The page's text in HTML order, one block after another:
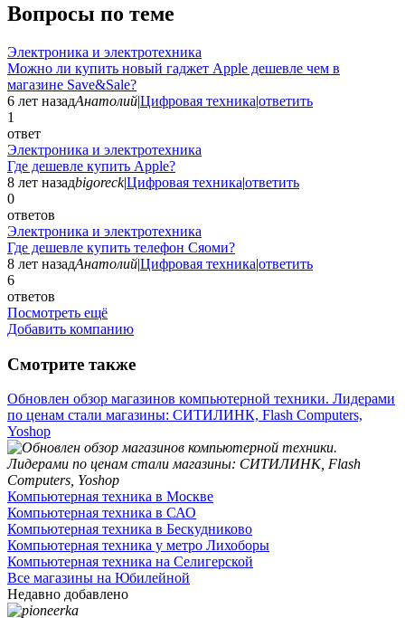
Вопросы по теме
Электроника и электротехника
Можно ли купить новый гаджет Apple дешевле чем в
магазине Save&Sale?
6 лет назадАнатолий|Цифровая техника|ответить
1
ответ
Электроника и электротехника
Где дешевле купить Apple?
8 лет назадbigoreck|Цифровая техника|ответить
0
ответов
Электроника и электротехника
Где дешевле купить телефон Сяоми?
8 лет назадАнатолий|Цифровая техника|ответить
6
ответов
Посмотреть ещё
Добавить компанию
Смотрите также
Обновлен обзор магазинов компьютерной техники. Лидерами
по ценам стали магазины: СИТИЛИНК, Flash Computers,
Yoshop
Компьютерная техника в Москве
Компьютерная техника в САО
Компьютерная техника в Бескудниково
Компьютерная техника у метро Лихоборы
Компьютерная техника на Селигерской
Все магазины на Юбилейной
Недавно добавлено